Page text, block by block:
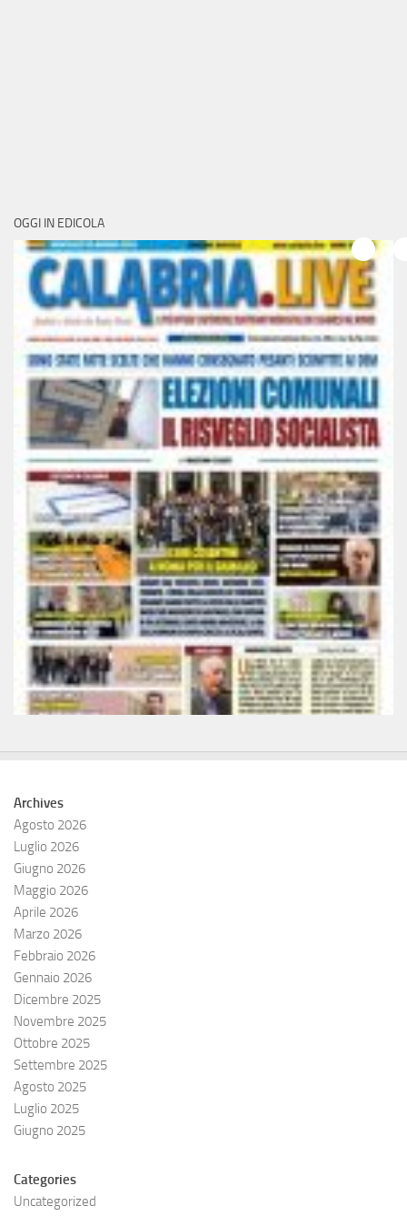
OGGI IN EDICOLA
Archives
Agosto 2026
Luglio 2026
Giugno 2026
Maggio 2026
Aprile 2026
Marzo 2026
Febbraio 2026
Gennaio 2026
Dicembre 2025
Novembre 2025
Ottobre 2025
Settembre 2025
Agosto 2025
Luglio 2025
Giugno 2025
Categories
Uncategorized